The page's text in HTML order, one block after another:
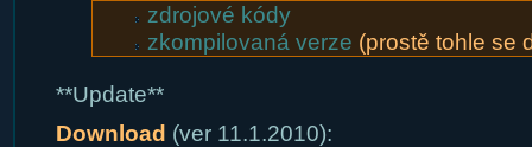
zdrojové kódy
zkompilovaná verze (prostě tohle se
**Update**
Download (ver 11.1.2010):